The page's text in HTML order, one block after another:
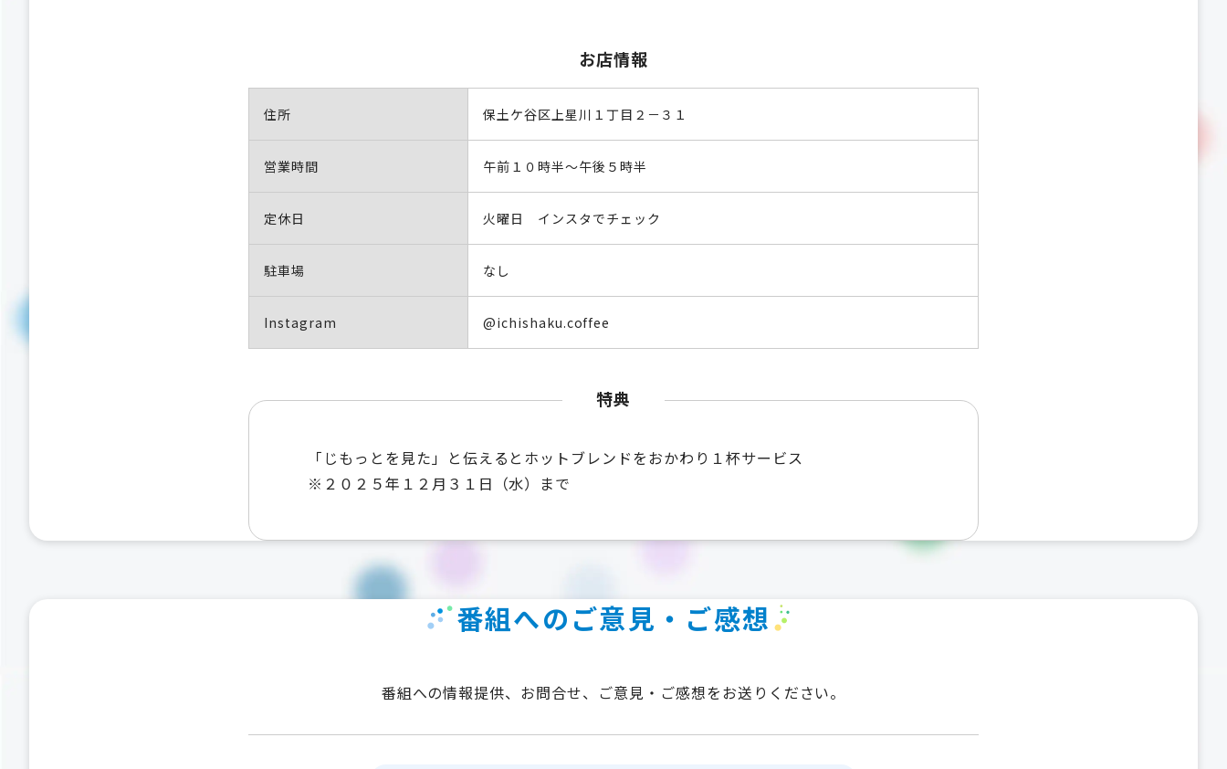
お店情報
住所 保土ケ谷区上星川１丁目２－３１
営業時間 午前１０時半～午後５時半
定休日 火曜日 インスタでチェック
駐車場 なし
Instagram @ichishaku.coffee
特典
「じもっとを見た」と伝えるとホットブレンドをおかわり１杯サービス
※２０２５年１２月３１日（水）まで
番組へのご意見・ご感想
番組への情報提供、お問合せ、ご意見・ご感想をお送りください。